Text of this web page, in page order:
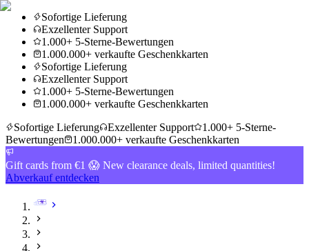
Sofortige Lieferung
Exzellenter Support
1.000+ 5-Sterne-Bewertungen
1.000.000+ verkaufte Geschenkkarten
Sofortige Lieferung
Exzellenter Support
1.000+ 5-Sterne-Bewertungen
1.000.000+ verkaufte Geschenkkarten
Sofortige Lieferung
Exzellenter Support
1.000+ 5-Sterne-
Bewertungen
1.000.000+ verkaufte Geschenkkarten
Gift cards from €1 😱 New clearance deals, limited quantities!
Abverkauf entdecken